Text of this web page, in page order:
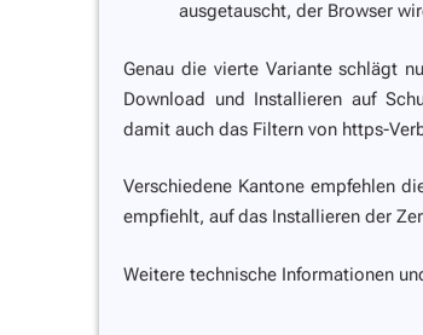
ausgetauscht, der Browser
Genau die vierte Variante schlägt
Download und Installieren auf
damit auch das Filtern von https-
Verschiedene Kantone empfehlen
empfiehlt, auf das Installieren der
Weitere technische Informationen